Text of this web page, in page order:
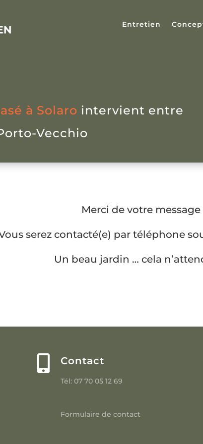
Entretien
à Solaro intervient entre
Vecchio
Merci de votre message
serez contacté(e) par téléphone
Un beau jardin … cela
 Contact
Tél: 07 70 05 12 69
Formulaire de contact